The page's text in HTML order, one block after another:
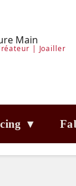
| Joailler
▾